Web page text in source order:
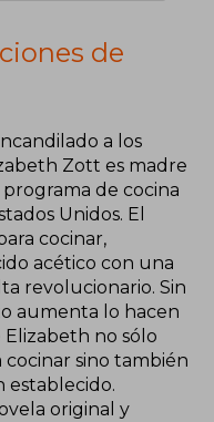
de
a los
Zott es madre
de cocina
Unidos. El
cocinar,
acético con una
revolucionario. Sin
aumenta lo hacen
no sólo
cocinar sino también
establecido.
original y